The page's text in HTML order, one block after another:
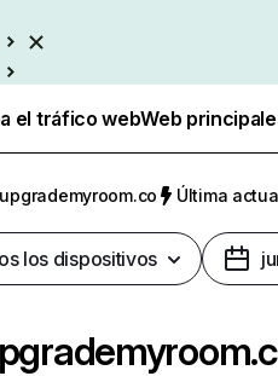
el tráfico webWeb
upgrademyroom.co Última
los dispositivos